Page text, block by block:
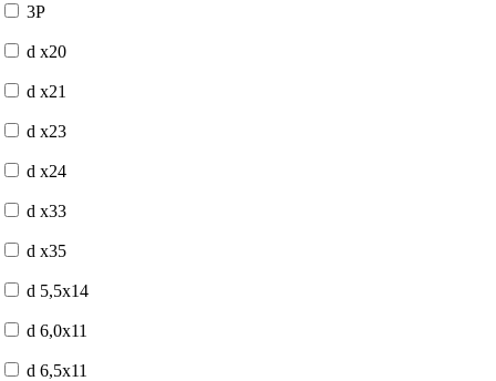
3P
d x20
d x21
d x23
d x24
d x33
d x35
d 5,5x14
d 6,0x11
d 6,5x11